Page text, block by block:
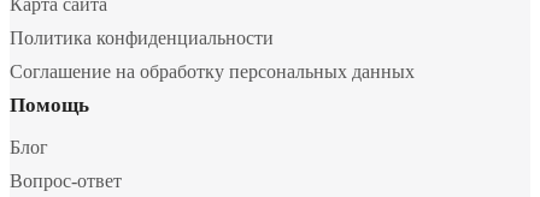
Политика конфиденциальности
Соглашение на обработку персональных данных
Помощь
Блог
Вопрос-ответ